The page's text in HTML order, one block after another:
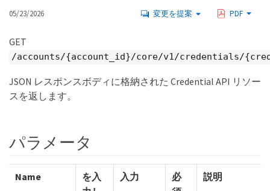
05/23/2026 変更を提案 PDF
GET
/accounts/{account_id}/core/v1/credentials/
JSON レスポンスボディに格納された Credential API リソー
スを返します。
パラメータ
Name
を入
入力
必
説明